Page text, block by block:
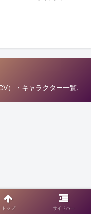
）・キャラクター一覧.
トップ サイドバー